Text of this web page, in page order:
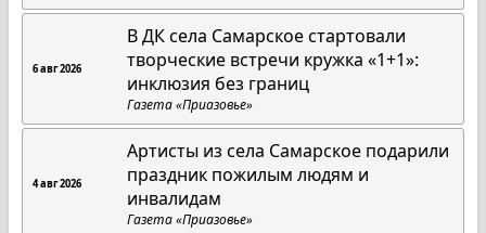
6 авг 2026
В ДК села Самарское стартовали
творческие встречи кружка «1+1»:
инклюзия без границ
Газета «Приазовье»
4 авг 2026
Артисты из села Самарское подарили
праздник пожилым людям и
инвалидам
Газета «Приазовье»